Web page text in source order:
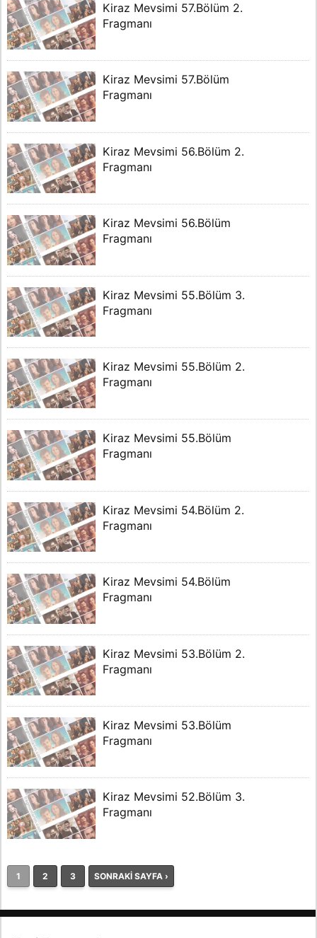
Kiraz Mevsimi 57.Bölüm 2.
Fragmanı
Kiraz Mevsimi 57.Bölüm
Fragmanı
Kiraz Mevsimi 56.Bölüm 2.
Fragmanı
Kiraz Mevsimi 56.Bölüm
Fragmanı
Kiraz Mevsimi 55.Bölüm 3.
Fragmanı
Kiraz Mevsimi 55.Bölüm 2.
Fragmanı
Kiraz Mevsimi 55.Bölüm
Fragmanı
Kiraz Mevsimi 54.Bölüm 2.
Fragmanı
Kiraz Mevsimi 54.Bölüm
Fragmanı
Kiraz Mevsimi 53.Bölüm 2.
Fragmanı
Kiraz Mevsimi 53.Bölüm
Fragmanı
Kiraz Mevsimi 52.Bölüm 3.
Fragmanı
1 2 3 SONRAKİ SAYFA ›